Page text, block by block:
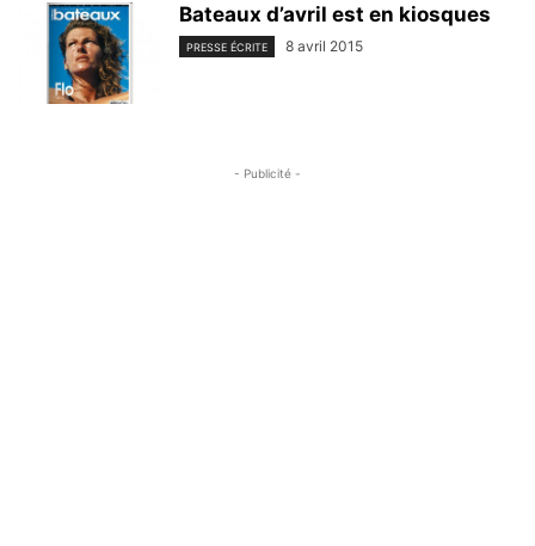
Bateaux d’avril est en kiosques
PRESSE ÉCRITE 8 avril 2015
- Publicité -